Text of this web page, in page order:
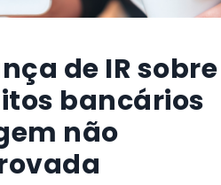
de IR sobre
bancários
não